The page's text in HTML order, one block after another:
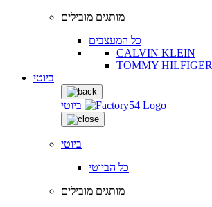
מותגים מובילים
כל המעצבים
CALVIN KLEIN
TOMMY HILFIGER
ביוטי
ביוטי
ביוטי
כל הביוטי
מותגים מובילים